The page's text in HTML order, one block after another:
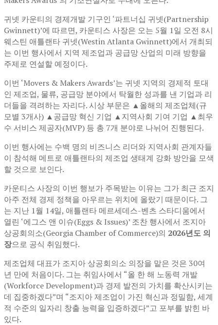
귀넷 카운티의 경제개발 기구인 ‘파트너십 귀넷(Partnership
Gwinnett)’에 따르면, 카운티스 사장은 오는 5월 1일 오전 8시
웨스틴 애틀랜타 귀넷(Westin Atlanta Gwinnett)에서 개최되
는 이번 행사에서 지역 제조업과 공급망 산업의 미래 방향을
주제로 연설할 예정이다.
이번 ‘Movers & Makers Awards’는 귀넷 지역의 경제적 토대
인 제조업, 물류, 공급망 분야에서 탁월한 성과를 낸 기업과 리
더들을 격려하는 자리다. 시상 부문은 ▲올해의 제조업체(규
모별 3개사) ▲공급망 혁신 기업 ▲지역사회 기여 기업 ▲최우
수 서비스 제공자(MVP) 등 총 7개 분야로 나뉘어 진행된다.
이번 행사에는 수백 명의 비즈니스 리더와 지역사회 관계자들
이 참석해 메트로 애틀랜타의 제조업 생태계 강화 방안을 모색
할 것으로 보인다.
카운티스 사장의 이번 행보가 주목받는 이유는 그가 최근 조지
아주 전체 경제 정책을 아우르는 위치에 올랐기 때문이다. 그
는 지난 1월 14일, 애틀랜타 메르세데스-벤츠 스타디움에서
열린 ‘에그스 앤 이슈(Eggs & Issues)’ 조찬 행사에서 조지아
상공회의소(Georgia Chamber of Commerce)의 2026년도 의
장으로 공식 취임했다.
제조업체 대표가 조지아 상공회의소 의장을 맡은 것은 30여
년 만에 처음이다. 그는 취임사에서 “올 한 해 노동력 개발
(Workforce Development)과 경제 발전의 가치를 확산시키는
데 집중하겠다”며 “조지아 제조업이 가진 혁신과 정밀함, 세계
적 수준의 일자리 창출 능력을 입증하겠다”고 포부를 밝힌 바
있다.